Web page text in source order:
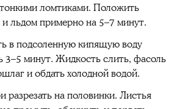
тонкими ломтиками. Положить
льдом примерно на 5–7 минут.
в подсоленную кипящую воду
3–5 минут. Жидкость слить, фасоль
и обдать холодной водой.
на половинки. Листья